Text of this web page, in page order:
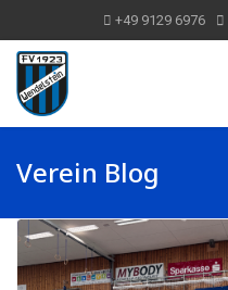
+49 9129 6976
Verein Blog